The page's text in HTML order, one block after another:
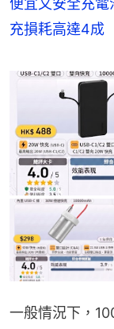
便宜又安全充電
充損耗高達4成
一般情況下，